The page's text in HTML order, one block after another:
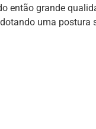
então grande
uma